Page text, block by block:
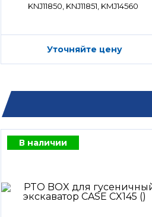
KNJ11850, KNJ11851, KMJ14560
Уточняйте цену
В наличии